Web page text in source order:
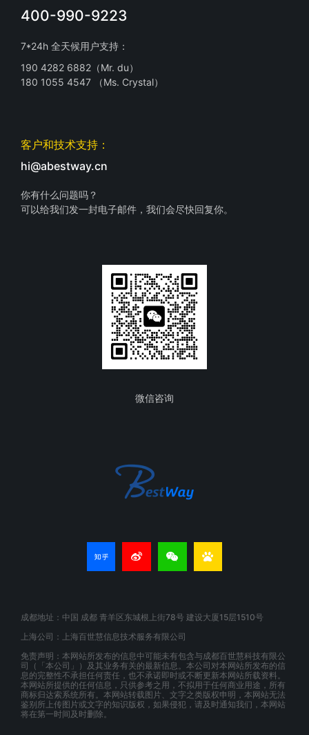
400-990-9223
7*24h 全天候用户支持：
190 4282 6882（Mr. du）
180 1055 4547 （Ms. Crystal）
客户和技术支持：
hi@abestway.cn
你有什么问题吗？
可以给我们发一封电子邮件，我们会尽快回复你。
微信咨询
成都地址：中国 成都 青羊区东城根上街78号 建设大厦15层1510号
上海公司：上海百世慧信息技术服务有限公司
免责声明：本网站所发布的信息中可能未有包含与成都百世慧科技有限公
司（「本公司」）及其业务有关的最新信息。本公司对本网站所发布的信
息的完整性不承担任何责任，也不承诺即时或不断更新本网站所载资料。
本网站所提供的任何信息，只供参考之用，不拟用于任何商业用途，所有
商标归达索系统所有。本网站转载图片、文字之类版权申明，本网站无法
鉴别所上传图片或文字的知识版权，如果侵犯，请及时通知我们，本网站
将在第一时间及时删除。